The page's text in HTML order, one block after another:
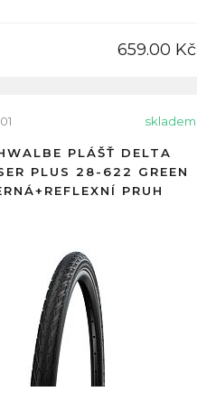
659.00 Kč
skladem
PLÁŠŤ DELTA
PLUS 28-622 GREEN
PRUH